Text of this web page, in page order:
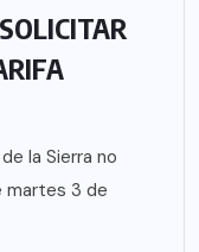
la Sierra no
martes 3 de